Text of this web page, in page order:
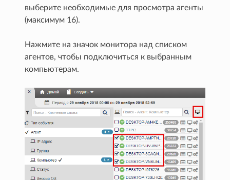
выберите необходимые для просмотра агенты
(максимум 16).
Нажмите на значок монитора над списком
агентов, чтобы подключиться к выбранным
компьютерам.